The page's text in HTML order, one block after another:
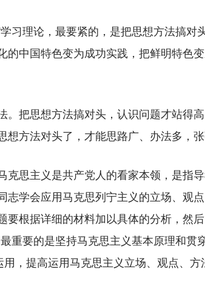
理论，最要紧的，是把思想方法搞对
中国特色变为成功实践，把鲜明特色
把思想方法搞对头，认识问题才站得
方法对头了，才能思路广、办法多，张
思主义是共产党人的看家本领，是指
学会应用马克思列宁主义的立场、观
根据详细的材料加以具体的分析，然
重要的是坚持马克思主义基本原理和贯
，提高运用马克思主义立场、观点、方